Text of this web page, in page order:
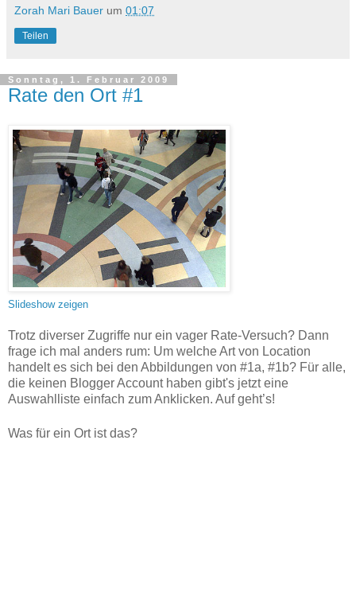
Zorah Mari Bauer um 01:07
Teilen
Sonntag, 1. Februar 2009
Rate den Ort #1
Slideshow zeigen
Trotz diverser Zugriffe nur ein vager Rate-Versuch? Dann
frage ich mal anders rum: Um welche Art von Location
handelt es sich bei den Abbildungen von #1a, #1b? Für alle,
die keinen Blogger Account haben gibt's jetzt eine
Auswahlliste einfach zum Anklicken. Auf geht’s!
Was für ein Ort ist das?